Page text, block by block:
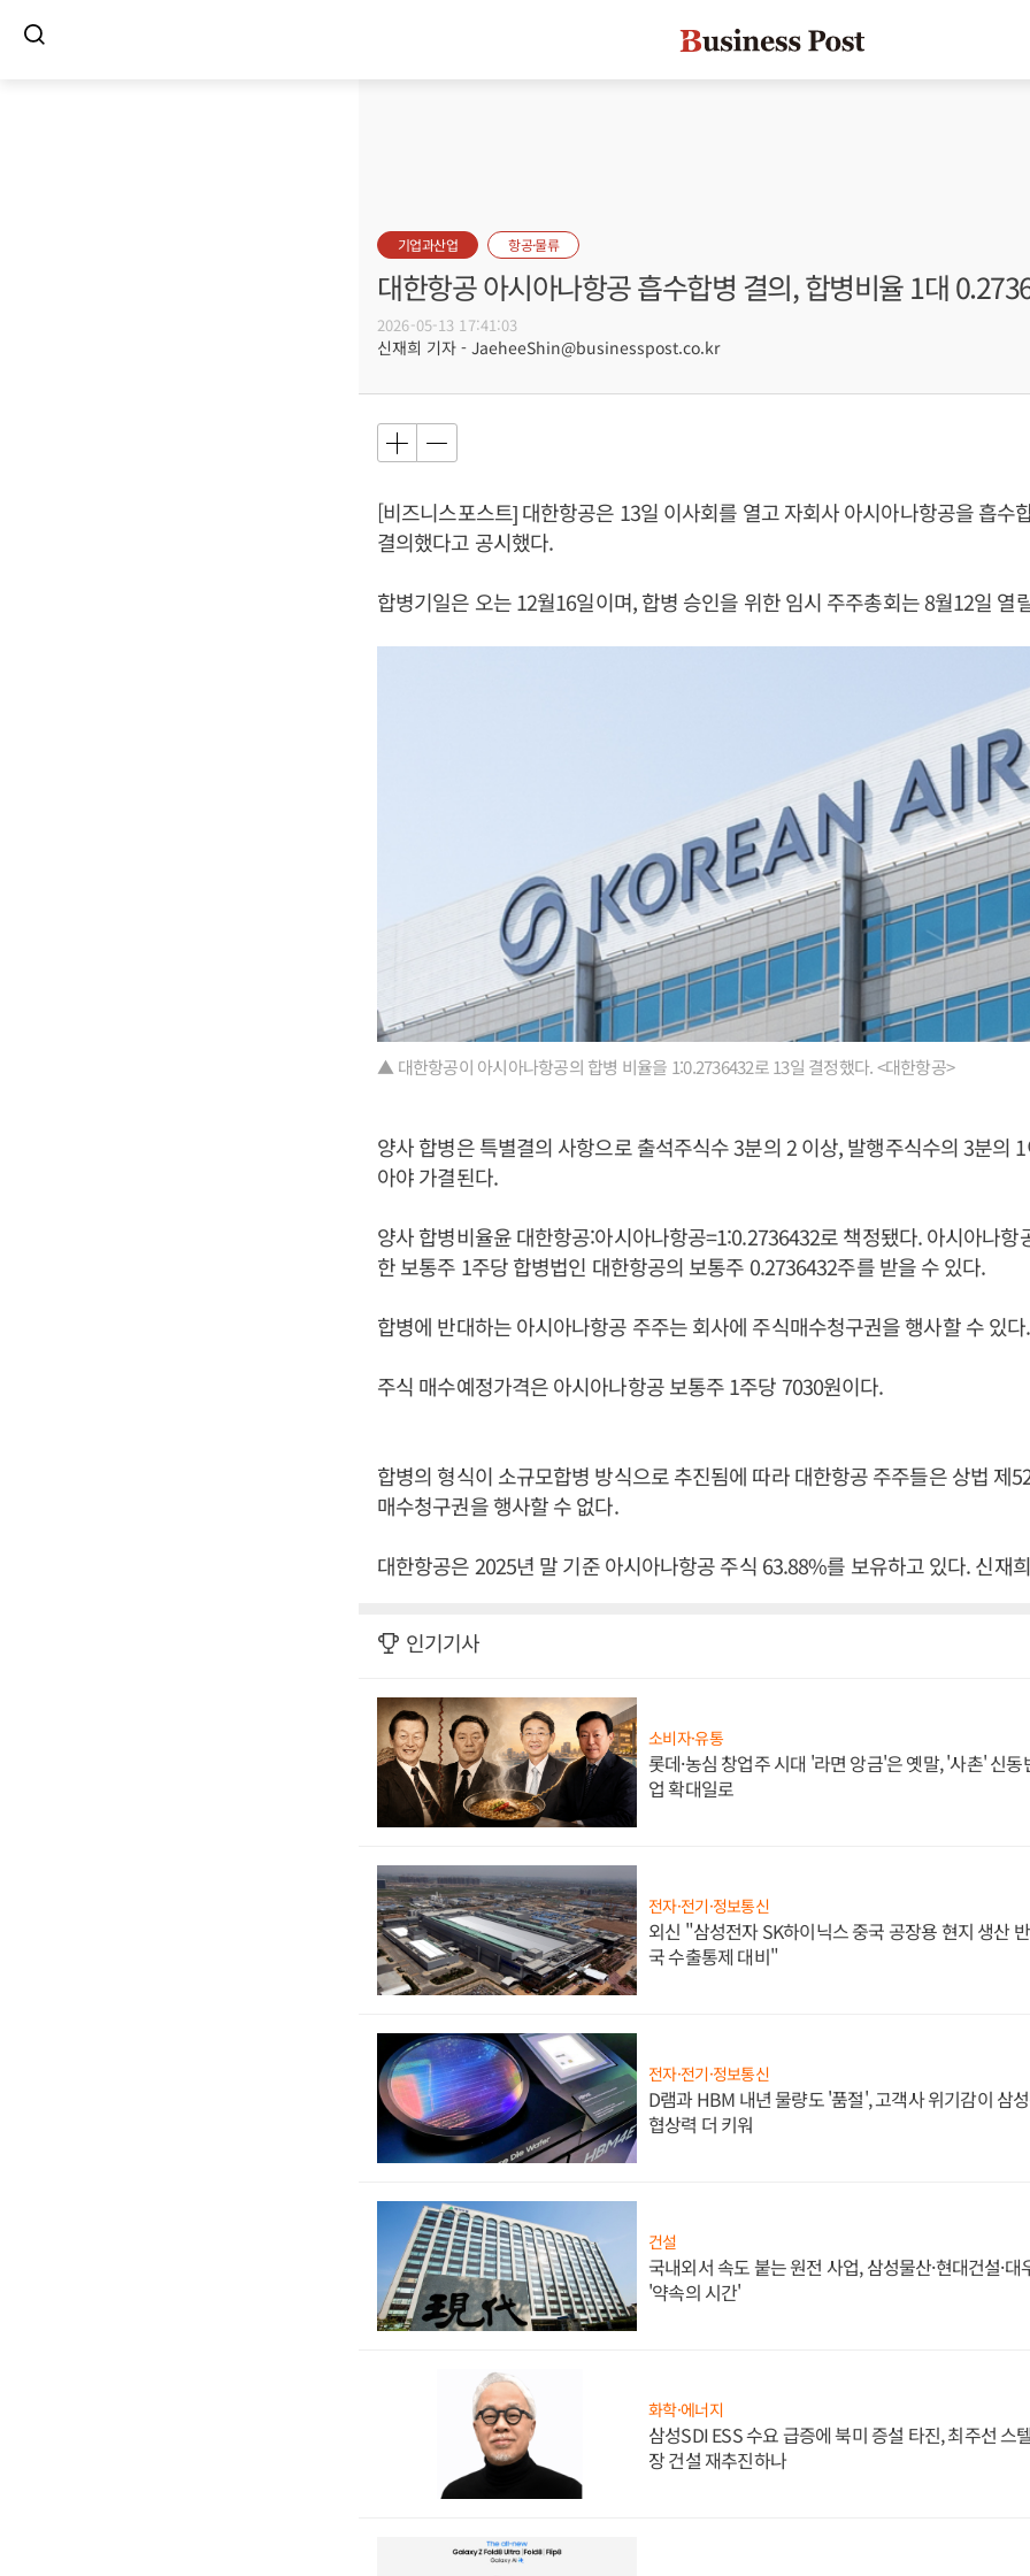
기업과산업 항공·물류
대한항공 아시아나항공 흡수합병 결의, 합병비율 1대
2026-05-13 17:41:03
신재희 기자 - JaeheeShin@businesspost.co.kr
[비즈니스포스트] 대한항공은 13일 이사회를 열고 자회사 아시아나항공을 흡수
결의했다고 공시했다.
합병기일은 오는 12월16일이며, 합병 승인을 위한 임시 주주총회는 8월12일 열
▲ 대한항공이 아시아나항공의 합병 비율을 1:0.2736432로 13일 결정했다. <대한항공>
양사 합병은 특별결의 사항으로 출석주식수 3분의 2 이상, 발행주식수의 3분의
아야 가결된다.
양사 합병비율윤 대한항공:아시아나항공=1:0.2736432로 책정됐다. 아시아나항
한 보통주 1주당 합병법인 대한항공의 보통주 0.2736432주를 받을 수 있다.
합병에 반대하는 아시아나항공 주주는 회사에 주식매수청구권을 행사할 수 있다.
주식 매수예정가격은 아시아나항공 보통주 1주당 7030원이다.
합병의 형식이 소규모합병 방식으로 추진됨에 따라 대한항공 주주들은 상법 제
매수청구권을 행사할 수 없다.
대한항공은 2025년 말 기준 아시아나항공 주식 63.88%를 보유하고 있다. 신재
인기기사
소비자·유통
롯데·농심 창업주 시대 '라면 앙금'은 옛말, '사촌' 신동
업 확대일로
전자·전기·정보통신
외신 "삼성전자 SK하이닉스 중국 공장용 현지 생산
국 수출통제 대비"
전자·전기·정보통신
D램과 HBM 내년 물량도 '품절', 고객사 위기감이 삼
협상력 더 키워
건설
국내외서 속도 붙는 원전 사업, 삼성물산·현대건설·
'약속의 시간'
화학·에너지
삼성SDI ESS 수요 급증에 북미 증설 타진, 최주선 스
장 건설 재추진하나